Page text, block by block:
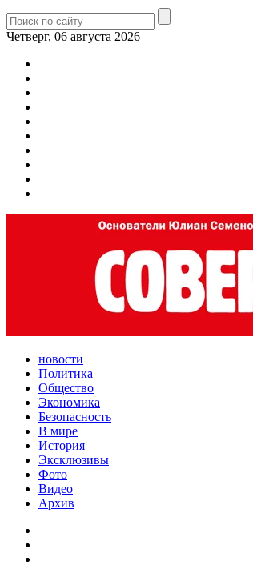
Четверг, 06 августа 2026
новости
Политика
Общество
Экономика
Безопасность
В мире
История
Эксклюзивы
Фото
Видео
Архив